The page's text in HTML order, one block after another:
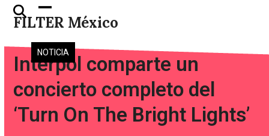
Skip
FILTER México
Open
mobile
menu
Close
mobile
menu
NOTICIA
Interpol comparte un
concierto completo del
‘Turn On The Bright Lights’